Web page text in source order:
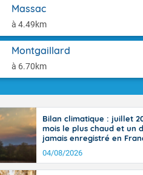
Massac
à 4.49km
Montgaillard
à 6.70km
l'Occitanie
puis
Midi-
nord du
Les
totalité du
Bilan climatique : juillet
mois le plus chaud et un
jamais enregistré en
04/08/2026